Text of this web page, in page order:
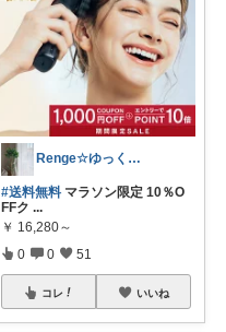
Renge☆ゆっくりです
#送料無料 マラソン限定 10％O
FFク ...
￥ 16,280～
0 0 51
コレ いいね